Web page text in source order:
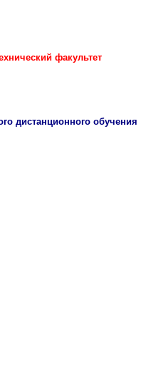
факультет
дистанционного обучения